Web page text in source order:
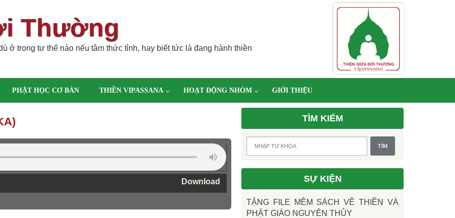
Thường
ở trong tư thế nào nếu tâm thức tỉnh, hay biết tức là đang hành thiền
PHẬT HỌC CƠ BẢN THIỀN VIPASSANA HOẠT ĐỘNG NHÓM GIỚI THIỆU
Download
TÌM KIẾM
SỰ KIỆN
TẶNG FILE MỀM SÁCH VỀ THIỀN VÀ
PHẬT GIÁO NGUYÊN THỦY